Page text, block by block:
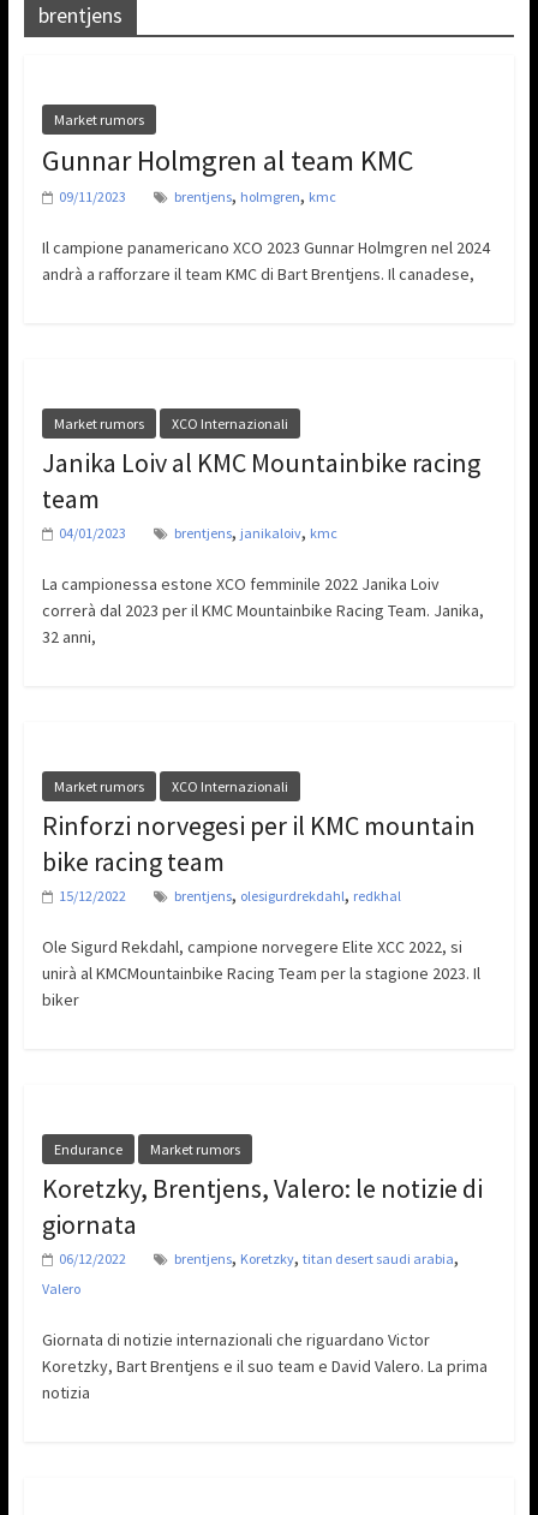
brentjens
Market rumors
Gunnar Holmgren al team KMC
09/11/2023 brentjens, holmgren, kmc
Il campione panamericano XCO 2023 Gunnar Holmgren nel 2024
andrà a rafforzare il team KMC di Bart Brentjens. Il canadese,
Market rumors XCO Internazionali
Janika Loiv al KMC Mountainbike racing
team
04/01/2023 brentjens, janikaloiv, kmc
La campionessa estone XCO femminile 2022 Janika Loiv
correrà dal 2023 per il KMC Mountainbike Racing Team. Janika,
32 anni,
Market rumors XCO Internazionali
Rinforzi norvegesi per il KMC mountain
bike racing team
15/12/2022 brentjens, olesigurdrekdahl, redkhal
Ole Sigurd Rekdahl, campione norvegere Elite XCC 2022, si
unirà al KMCMountainbike Racing Team per la stagione 2023. Il
biker
Endurance Market rumors
Koretzky, Brentjens, Valero: le notizie di
giornata
06/12/2022 brentjens, Koretzky, titan desert saudi arabia,
Valero
Giornata di notizie internazionali che riguardano Victor
Koretzky, Bart Brentjens e il suo team e David Valero. La prima
notizia